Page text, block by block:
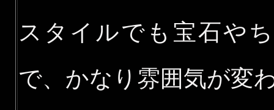
スタイルでも宝石や
で、かなり雰囲気が変